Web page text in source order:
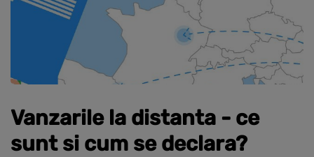
Vanzarile la distanta - ce
sunt si cum se declara?